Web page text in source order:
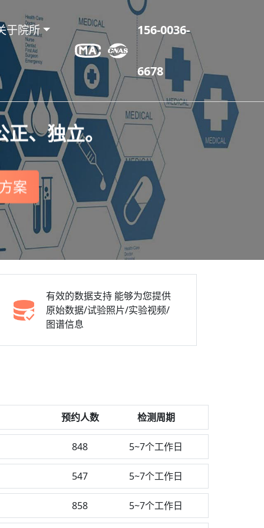
于院所 156-0036-
6678
、独立。
案
有效的数据支持 能够为您提供
原始数据/试验照片/实验视频/
图谱信息
预约人数 检测周期
848 5~7个工作日
547 5~7个工作日
858 5~7个工作日